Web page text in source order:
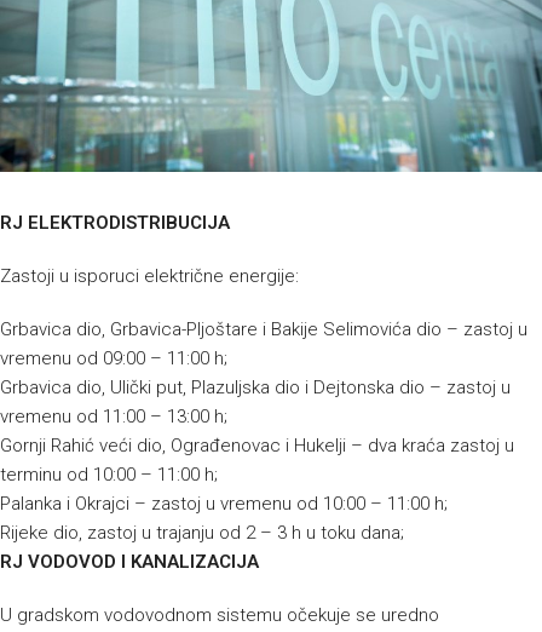
RJ ELEKTRODISTRIBUCIJA
Zastoji u isporuci električne energije:
Grbavica dio, Grbavica-Pljoštare i Bakije Selimovića dio – zastoj u
vremenu od 09:00 – 11:00 h;
Grbavica dio, Ulički put, Plazuljska dio i Dejtonska dio – zastoj u
vremenu od 11:00 – 13:00 h;
Gornji Rahić veći dio, Ograđenovac i Hukelji – dva kraća zastoj u
terminu od 10:00 – 11:00 h;
Palanka i Okrajci – zastoj u vremenu od 10:00 – 11:00 h;
Rijeke dio, zastoj u trajanju od 2 – 3 h u toku dana;
RJ VODOVOD I KANALIZACIJA
U gradskom vodovodnom sistemu očekuje se uredno